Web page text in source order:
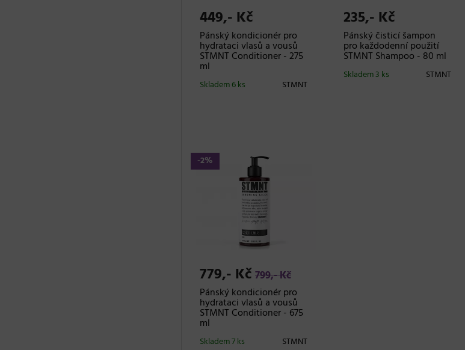
449,- Kč
Pánský kondicionér pro
hydrataci vlasů a vousů
STMNT Conditioner - 275
ml
STMNT
Skladem 6 ks
235,- Kč
Pánský čisticí šampon
pro každodenní použití
STMNT Shampoo - 80 ml
STMNT
Skladem 3 ks
-2%
779,- Kč 799,- Kč
Pánský kondicionér pro
hydrataci vlasů a vousů
STMNT Conditioner - 675
ml
STMNT
Skladem 7 ks